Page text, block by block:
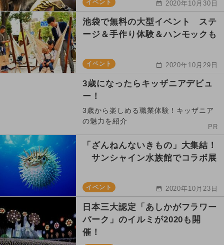
イベント 2020年10月30日
池袋で無料の大型イベント ステ
ージ＆手作り体験＆ハンモックも
イベント 2020年10月29日
3歳になったらキッザニアデビュ
ー！
3歳から楽しめる職業体験！キッザニア
の魅力を紹介
PR
「ざんねんないきもの」大集結！
サンシャイン水族館でコラボ展
イベント 2020年10月23日
日本三大認定「あしかがフラワー
パーク」のイルミが2020も開
催！